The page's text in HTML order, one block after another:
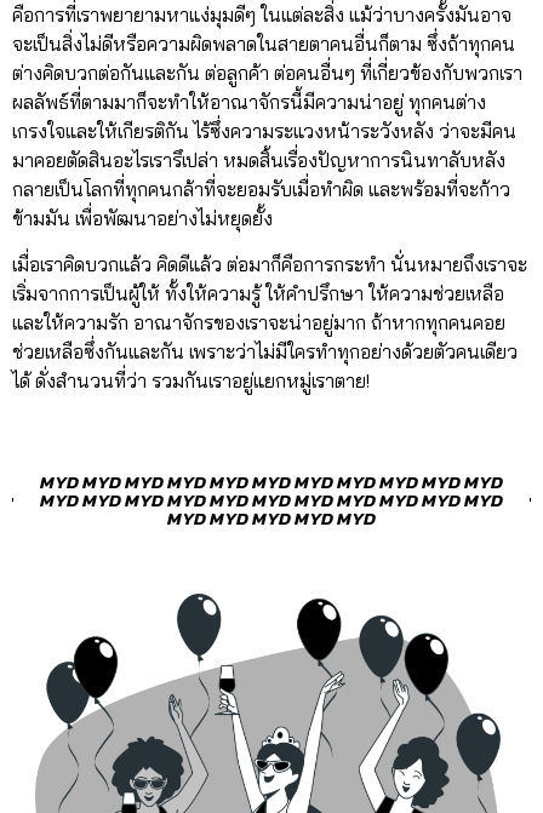
คือการที่เราพยายามหาแง่มุมดีๆ ในแต่ละสิ่ง แม้ว่าบางครั้งมันอาจ
จะเป็นสิ่งไม่ดีหรือความผิดพลาดในสายตาคนอื่นก็ตาม ซึ่งถ้าทุกคน
ต่างคิดบวกต่อกันและกัน ต่อลูกค้า ต่อคนอื่นๆ ที่เกี่ยวข้องกับพวกเรา
ผลลัพธ์ที่ตามมาก็จะทำให้อาณาจักรนี้มีความน่าอยู่ ทุกคนต่าง
เกรงใจและให้เกียรติกัน ไร้ซึ่งความระแวงหน้าระวังหลัง ว่าจะมีคน
มาคอยตัดสินอะไรเรารึเปล่า หมดสิ้นเรื่องปัญหาการนินทาลับหลัง
กลายเป็นโลกที่ทุกคนกล้าที่จะยอมรับเมื่อทำผิด และพร้อมที่จะก้าว
ข้ามมัน เพื่อพัฒนาอย่างไม่หยุดยั้ง
เมื่อเราคิดบวกแล้ว คิดดีแล้ว ต่อมาก็คือการกระทำ นั่นหมายถึงเราจะ
เริ่มจากการเป็นผู้ให้ ทั้งให้ความรู้ ให้คำปรึกษา ให้ความช่วยเหลือ
และให้ความรัก อาณาจักรของเราจะน่าอยู่มาก ถ้าหากทุกคนคอย
ช่วยเหลือซึ่งกันและกัน เพราะว่าไม่มีใครทำทุกอย่างด้วยตัวคนเดียว
ได้ ดั่งสำนวนที่ว่า รวมกันเราอยู่แยกหมู่เราตาย!
MYD MYD MYD MYD MYD MYD MYD MYD MYD MYD MYD
MYD MYD MYD MYD MYD MYD MYD MYD MYD MYD MYD
MYD MYD MYD MYD MYD